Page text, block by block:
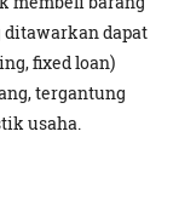
ditawarkan dapat
fixed loan)
tergantung
usaha.